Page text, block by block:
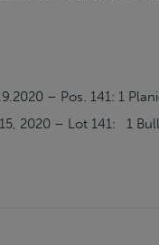
– Pos. 141: 1
2020 – Lot 141: 1